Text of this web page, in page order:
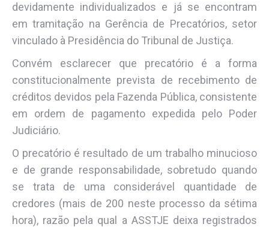
devidamente individualizados e já se encontram
em tramitação na Gerência de Precatórios, setor
vinculado à Presidência do Tribunal de Justiça.
Convém esclarecer que precatório é a forma
constitucionalmente prevista de recebimento de
créditos devidos pela Fazenda Pública, consistente
em ordem de pagamento expedida pelo Poder
Judiciário.
O precatório é resultado de um trabalho minucioso
e de grande responsabilidade, sobretudo quando
se trata de uma considerável quantidade de
credores (mais de 200 neste processo da sétima
hora), razão pela qual a ASSTJE deixa registrados